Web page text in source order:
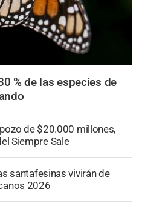
% de las especies de
de $20.000 millones,
Siempre Sale
santafesinas vivirán de
2026